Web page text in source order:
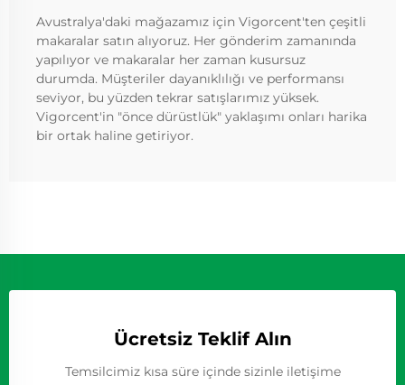
Avustralya'daki mağazamız için Vigorcent'ten çeşitli
makaralar satın alıyoruz. Her gönderim zamanında
yapılıyor ve makaralar her zaman kusursuz
durumda. Müşteriler dayanıklılığı ve performansı
seviyor, bu yüzden tekrar satışlarımız yüksek.
Vigorcent'in "önce dürüstlük" yaklaşımı onları harika
bir ortak haline getiriyor.
Ücretsiz Teklif Alın
Temsilcimiz kısa süre içinde sizinle iletişime